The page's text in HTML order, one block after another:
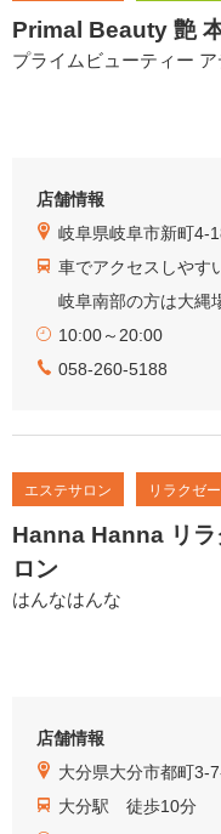
Primal Beauty 艶
プライムビューティー
店舗情報
岐阜県岐阜市新町4-
車でアクセスしやす
岐阜南部の方は大縄
10:00～20:00
058-260-5188
エステサロン リラクゼ
Hanna Hanna リラ
ロン
はんなはんな
店舗情報
大分県大分市都町3-
大分駅 徒歩10分